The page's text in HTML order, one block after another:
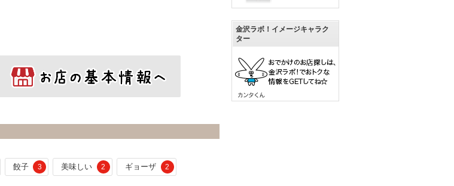
餃子 3 美味しい 2 ギョーザ 2
金沢ラボ！イメージキャラク
ター